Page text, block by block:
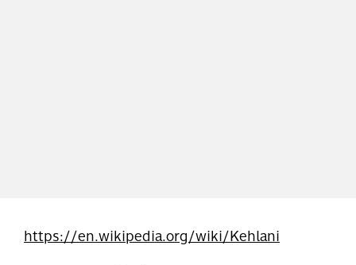
https://en.wikipedia.org/wiki/Kehlani